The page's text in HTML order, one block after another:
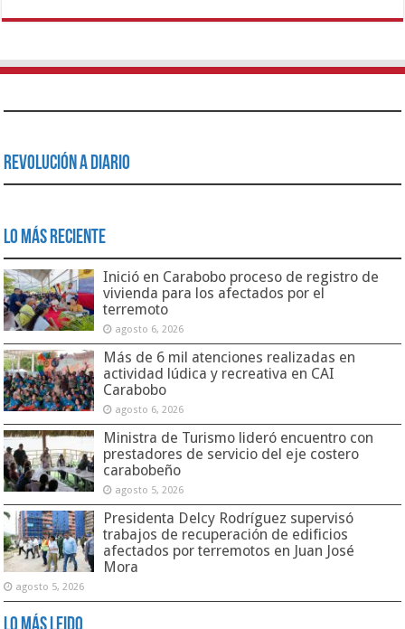
Revolución a Diario
Lo Más Reciente
Inició en Carabobo proceso de registro de
vivienda para los afectados por el
terremoto
agosto 6, 2026
Más de 6 mil atenciones realizadas en
actividad lúdica y recreativa en CAI
Carabobo
agosto 6, 2026
Ministra de Turismo lideró encuentro con
prestadores de servicio del eje costero
carabobeño
agosto 5, 2026
Presidenta Delcy Rodríguez supervisó
trabajos de recuperación de edificios
afectados por terremotos en Juan José
Mora
agosto 5, 2026